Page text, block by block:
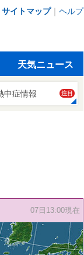
サイトマップ｜ ヘルプ
天気ニュース
中症情報 注目
07日13:00現在